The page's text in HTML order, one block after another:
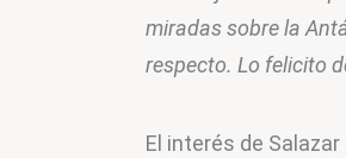
miradas sobre la
respecto. Lo felicito
El interés de